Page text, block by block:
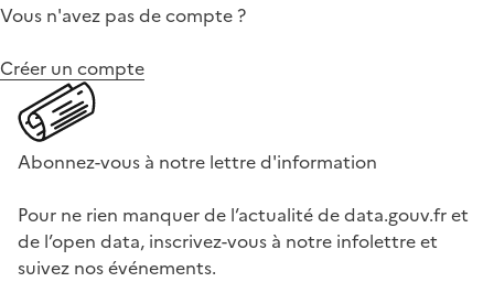
Vous n'avez pas de compte ?
Créer un compte
Abonnez-vous à notre lettre d'information
Pour ne rien manquer de l’actualité de data.gouv.fr et
de l’open data, inscrivez-vous à notre infolettre et
suivez nos événements.